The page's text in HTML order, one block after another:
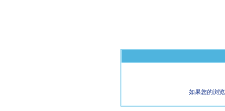
如果您的浏